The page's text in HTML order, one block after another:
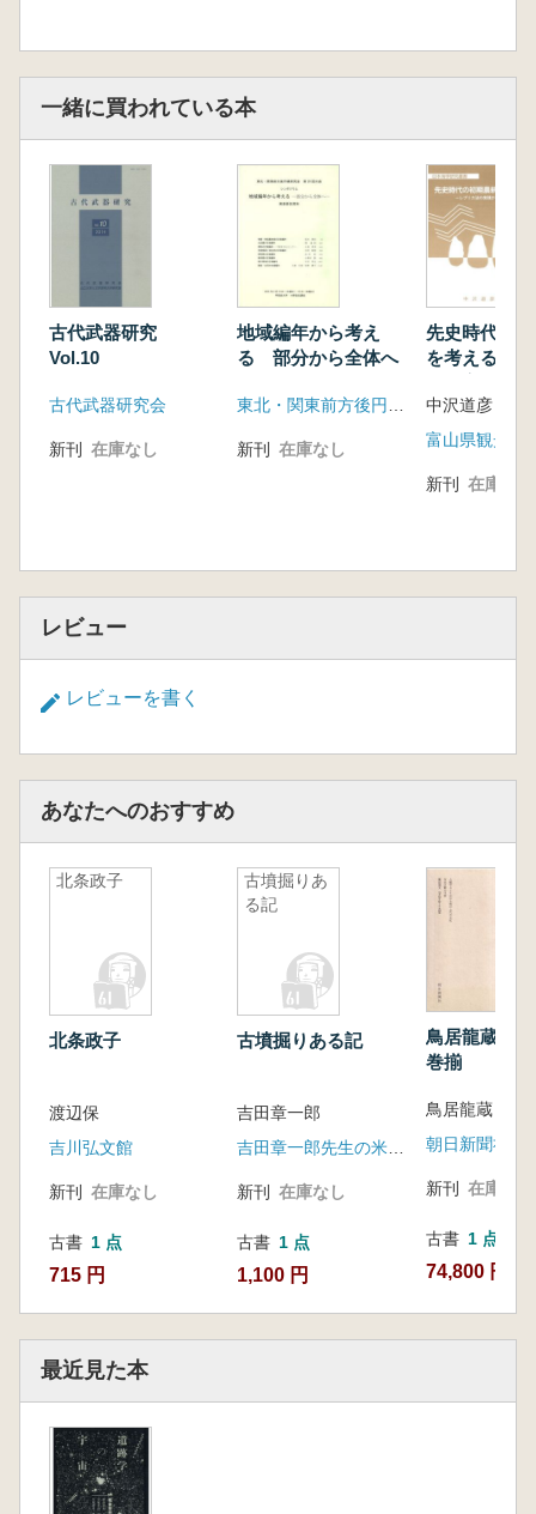
一緒に買われている本
古代武器研究
Vol.10
古代武器研究会
新刊 在庫なし
地域編年から考え
る 部分から全体へ
東北・関東前方後円墳研究会
新刊 在庫なし
先史時代の
を考える レ
中沢道彦
新刊 在庫なし
レビュー
レビューを書く
あなたへのおすすめ
北条政子
北条政子
渡辺保
吉川弘文館
新刊 在庫なし
古書 1 点
715 円
古墳掘りあ
る記
古墳掘りある記
吉田章一郎
新刊 在庫なし
古書 1 点
1,100 円
鳥居龍蔵全
巻揃
鳥居龍蔵
朝日新聞社
新刊 在庫なし
古書 1 点
74,800 円
最近見た本